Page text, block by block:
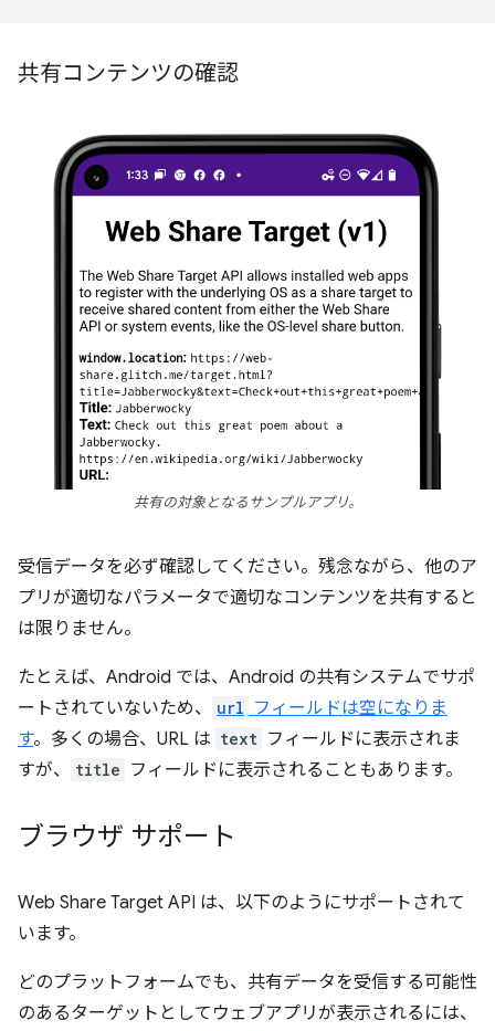
共有コンテンツの確認
共有の対象となるサンプルアプリ。
受信データを必ず確認してください。残念ながら、他のア
プリが適切なパラメータで適切なコンテンツを共有すると
は限りません。
たとえば、Android では、Android の共有システムでサポ
ートされていないため、
url フィールドは空になりま
す。多くの場合、URL は text フィールドに表示されま
すが、
title フィールドに表示されることもあります。
ブラウザ サポート
Web Share Target API は、以下のようにサポートされて
います。
どのプラットフォームでも、共有データを受信する可能性
のあるターゲットとしてウェブアプリが表示されるには、